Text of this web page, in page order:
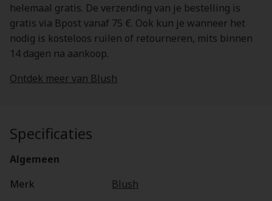
helemaal gratis. De verzending van je bestelling is
gratis via Bpost vanaf 75 €. Ook kun je wanneer het
nodig is kosteloos ruilen of retourneren, mits binnen
14 dagen na aankoop.
Ontdek meer van Blush
Specificaties
Algemeen
Merk
Blush